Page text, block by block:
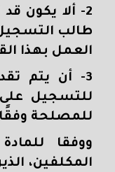
2- ألا يكون
طالب
العمل بهذا
3- أن يتم
للتسجيل على
للمصلحة وفقًا
المكلفين،